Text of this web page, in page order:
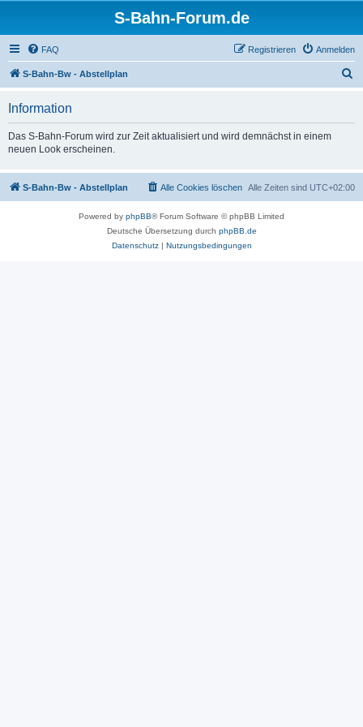
S-Bahn-Forum.de
FAQ Anmelden
Registrieren
S-Bahn-Bw - Abstellplan
Information
Das S-Bahn-Forum wird zur Zeit aktualisiert und wird demnächst in einem
neuen Look erscheinen.
S-Bahn-Bw - Abstellplan Alle Zeiten sind UTC+02:00
Alle Cookies löschen
Powered by phpBB® Forum Software © phpBB Limited
Deutsche Übersetzung durch phpBB.de
Datenschutz| Nutzungsbedingungen